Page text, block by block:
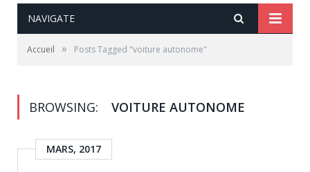
NAVIGATE
Accueil » Posts Tagged "voiture autonome"
BROWSING: VOITURE AUTONOME
MARS, 2017